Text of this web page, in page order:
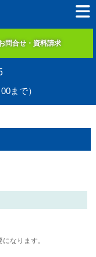
まで）
問合せ・資料請求
なります。